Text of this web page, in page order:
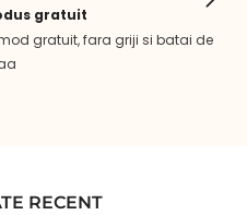
gratuit
gratuit, fara griji si batai de
RECENT